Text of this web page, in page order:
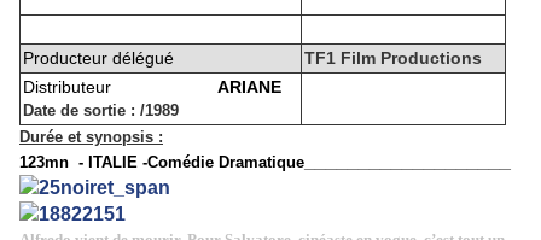
Producteur délégué
TF1 Film Productions
Distributeur ARIANE
Date de sortie : /1989
Durée et synopsis :
123mn - ITALIE -Comédie Dramatique